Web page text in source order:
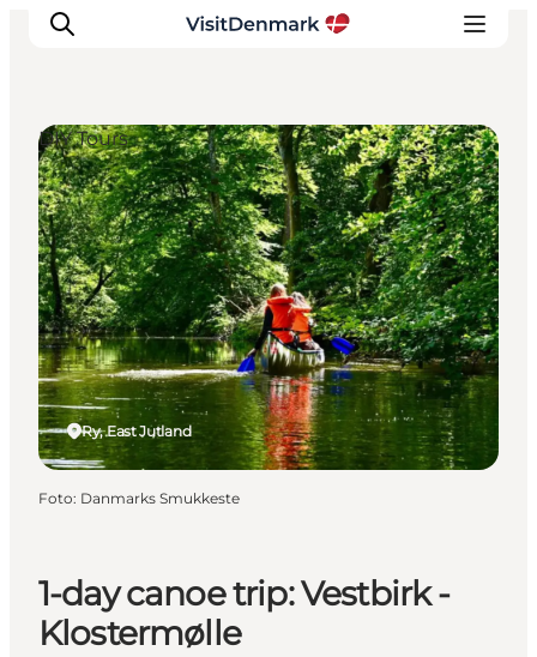
Inspiration
Resmål
Aktiviteter
Övernatta
Planera resan
1-day canoe trip: Vestbirk -
Klostermølle
Ry, East Jutland
DIY Tours
Foto: Danmarks Smukkeste